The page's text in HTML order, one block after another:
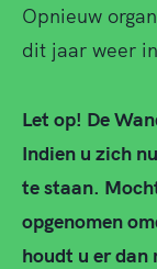
Opnieuw
dit jaar weer
Let op! De
Indien u zich
te staan.
opgenomen
houdt u er dan